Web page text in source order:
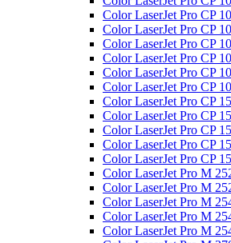
Color LaserJet Pro CP
Color LaserJet Pro CP
Color LaserJet Pro CP
Color LaserJet Pro CP
Color LaserJet Pro CP
Color LaserJet Pro CP
Color LaserJet Pro CP
Color LaserJet Pro CP
Color LaserJet Pro CP
Color LaserJet Pro CP
Color LaserJet Pro CP
Color LaserJet Pro M
Color LaserJet Pro M
Color LaserJet Pro M
Color LaserJet Pro M
Color LaserJet Pro M